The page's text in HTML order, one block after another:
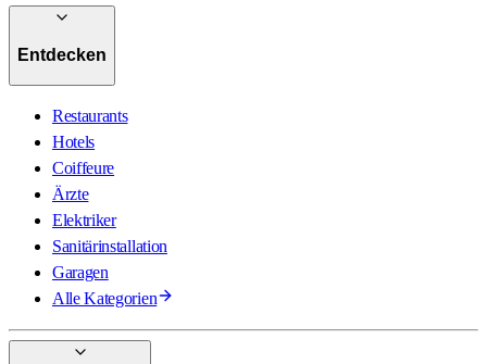
Entdecken
Restaurants
Hotels
Coiffeure
Ärzte
Elektriker
Sanitärinstallation
Garagen
Alle Kategorien